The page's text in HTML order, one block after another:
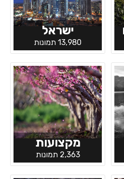
ישראל
13,980 תמונות
מקצועות
2,363 תמונות